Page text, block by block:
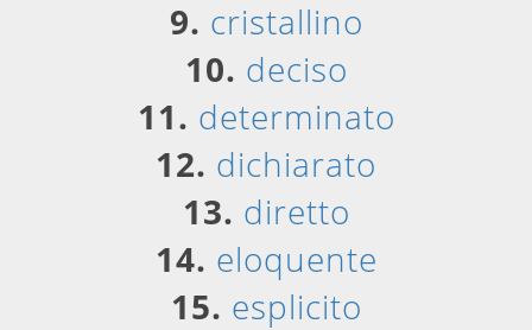
9. cristallino
10. deciso
11. determinato
12. dichiarato
13. diretto
14. eloquente
15. esplicito